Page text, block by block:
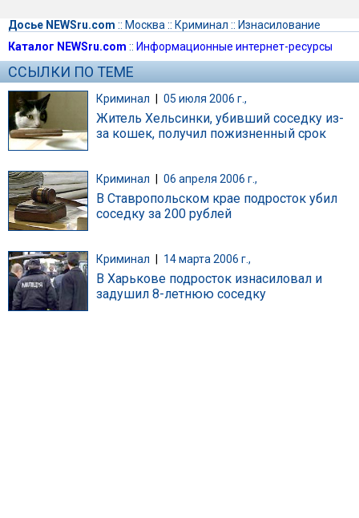
Досье NEWSru.com :: Москва :: Криминал :: Изнасилование
Каталог NEWSru.com :: Информационные интернет-ресурсы
ССЫЛКИ ПО ТЕМЕ
Криминал | 05 июля 2006 г.,
Житель Хельсинки, убивший соседку из-
за кошек, получил пожизненный срок
Криминал 06 апреля 2006 г.,
В Ставропольском крае подросток убил
соседку за 200 рублей
Криминал 14 марта 2006 г.,
В Харькове подросток изнасиловал и
задушил 8-летнюю соседку